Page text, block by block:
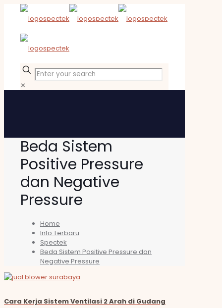
✕
Beda Sistem
Positive Pressure
dan Negative
Pressure
Home
Info Terbaru
Spectek
Beda Sistem Positive Pressure dan
Negative Pressure
Cara Kerja Sistem Ventilasi 2 Arah di Gudang